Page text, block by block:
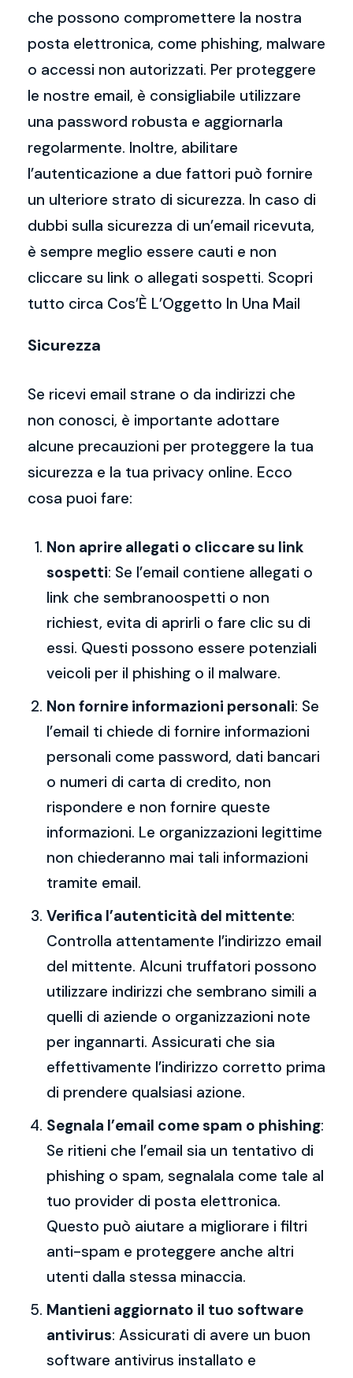
che possono compromettere la nostra
posta elettronica, come phishing, malware
o accessi non autorizzati. Per proteggere
le nostre email, è consigliabile utilizzare
una password robusta e aggiornarla
regolarmente. Inoltre, abilitare
l’autenticazione a due fattori può fornire
un ulteriore strato di sicurezza. In caso di
dubbi sulla sicurezza di un’email ricevuta,
è sempre meglio essere cauti e non
cliccare su link o allegati sospetti. Scopri
tutto circa Cos’È L’Oggetto In Una Mail
Sicurezza
Se ricevi email strane o da indirizzi che
non conosci, è importante adottare
alcune precauzioni per proteggere la tua
sicurezza e la tua privacy online. Ecco
cosa puoi fare:
Non aprire allegati o cliccare su link
sospetti: Se l’email contiene allegati o
link che sembranoospetti o non
richiest, evita di aprirli o fare clic su di
essi. Questi possono essere potenziali
veicoli per il phishing o il malware.
Non fornire informazioni personali: Se
l’email ti chiede di fornire informazioni
personali come password, dati bancari
o numeri di carta di credito, non
rispondere e non fornire queste
informazioni. Le organizzazioni legittime
non chiederanno mai tali informazioni
tramite email.
Verifica l’autenticità del mittente:
Controlla attentamente l’indirizzo email
del mittente. Alcuni truffatori possono
utilizzare indirizzi che sembrano simili a
quelli di aziende o organizzazioni note
per ingannarti. Assicurati che sia
effettivamente l’indirizzo corretto prima
di prendere qualsiasi azione.
Segnala l’email come spam o phishing:
Se ritieni che l’email sia un tentativo di
phishing o spam, segnalala come tale al
tuo provider di posta elettronica.
Questo può aiutare a migliorare i filtri
anti-spam e proteggere anche altri
utenti dalla stessa minaccia.
Mantieni aggiornato il tuo software
antivirus: Assicurati di avere un buon
software antivirus installato e